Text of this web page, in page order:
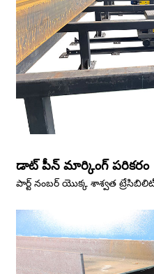
డాట్ పీన్ మార్కింగ్ పరికరం
పార్ట్ నంబర్ యొక్క శాశ్వత